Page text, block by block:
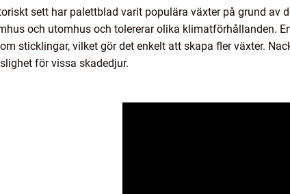
sett har palettblad varit populära växter på grund av
och utomhus och tolererar olika klimatförhållanden.
sticklingar, vilket gör det enkelt att skapa fler växter.
för vissa skadedjur.